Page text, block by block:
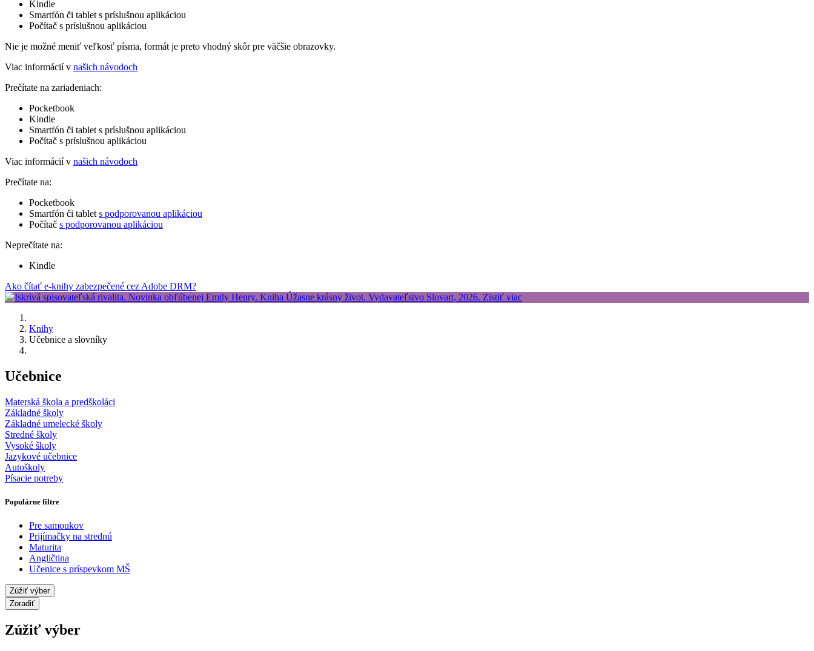
Kindle
Smartfón či tablet s príslušnou aplikáciou
Počítač s príslušnou aplikáciou
Nie je možné meniť veľkosť písma, formát je preto vhodný skôr pre väčšie obrazovky.
Viac informácií v našich návodoch
Prečítate na zariadeniach:
Pocketbook
Kindle
Smartfón či tablet s príslušnou aplikáciou
Počítač s príslušnou aplikáciou
Viac informácií v našich návodoch
Prečítate na:
Pocketbook
Smartfón či tablet s podporovanou aplikáciou
Počítač s podporovanou aplikáciou
Neprečítate na:
Kindle
Ako čítať e-knihy zabezpečené cez Adobe DRM?
Knihy
Učebnice a slovníky
Učebnice
Materská škola a predškoláci
Základné školy
Základné umelecké školy
Stredné školy
Vysoké školy
Jazykové učebnice
Autoškoly
Písacie potreby
Populárne filtre
Pre samoukov
Prijímačky na strednú
Maturita
Angličtina
Učenice s príspevkom MŠ
Zúžiť výber
Zoradiť
Zúžiť výber